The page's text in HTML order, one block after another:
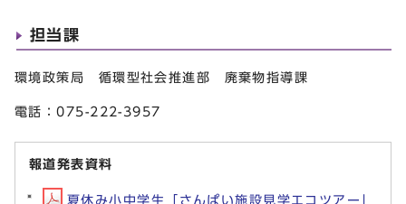
担当課
環境政策局 循環型社会推進部 廃棄物指導課
電話：075-222-3957
報道発表資料
夏休み小中学生「さんぱい施設見学エコツアー」